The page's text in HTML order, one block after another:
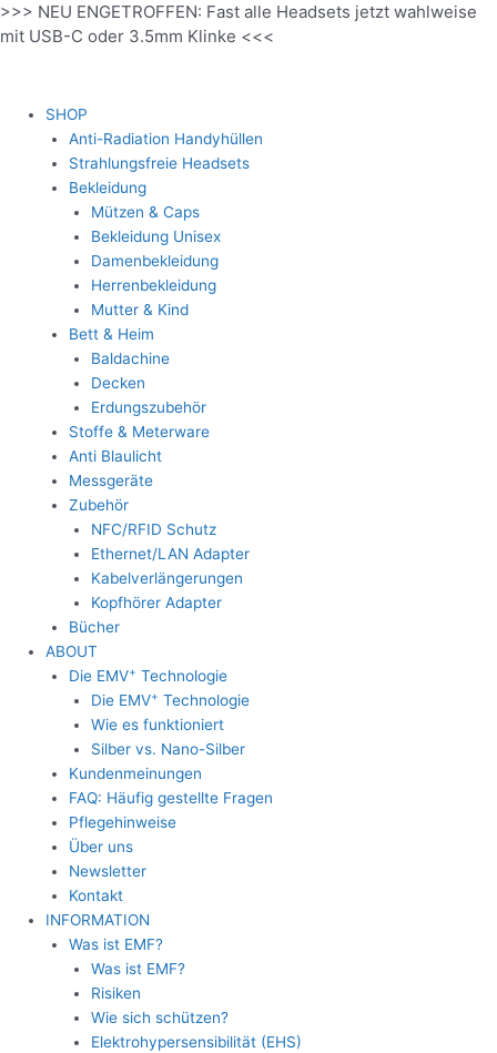
Zum
Inhalt
>>> NEU ENGETROFFEN: Fast alle Headsets jetzt wahlweise
mit USB-C oder 3.5mm Klinke <<<
SHOP
Anti-Radiation Handyhüllen
Strahlungsfreie Headsets
Bekleidung
Mützen & Caps
Bekleidung Unisex
Damenbekleidung
Herrenbekleidung
Mutter & Kind
Bett & Heim
Baldachine
Decken
Erdungszubehör
Stoffe & Meterware
Anti Blaulicht
Messgeräte
Zubehör
NFC/RFID Schutz
Ethernet/LAN Adapter
Kabelverlängerungen
Kopfhörer Adapter
Bücher
ABOUT
Die EMV+ Technologie
Die EMV+ Technologie
Wie es funktioniert
Silber vs. Nano-Silber
Kundenmeinungen
FAQ: Häufig gestellte Fragen
Pflegehinweise
Über uns
Newsletter
Kontakt
INFORMATION
Was ist EMF?
Was ist EMF?
Risiken
Wie sich schützen?
Elektrohypersensibilität (EHS)